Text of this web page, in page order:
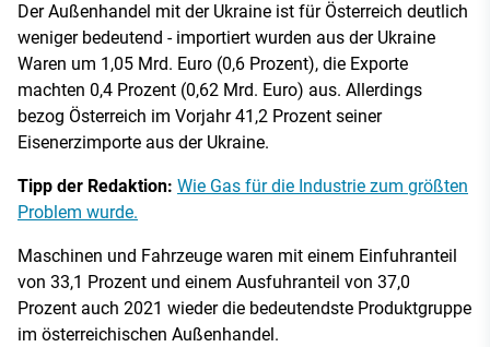
Der Außenhandel mit der Ukraine ist für Österreich deutlich
weniger bedeutend - importiert wurden aus der Ukraine
Waren um 1,05 Mrd. Euro (0,6 Prozent), die Exporte
machten 0,4 Prozent (0,62 Mrd. Euro) aus. Allerdings
bezog Österreich im Vorjahr 41,2 Prozent seiner
Eisenerzimporte aus der Ukraine.
Tipp der Redaktion: Wie Gas für die Industrie zum größten
Problem wurde.
Maschinen und Fahrzeuge waren mit einem Einfuhranteil
von 33,1 Prozent und einem Ausfuhranteil von 37,0
Prozent auch 2021 wieder die bedeutendste Produktgruppe
im österreichischen Außenhandel.